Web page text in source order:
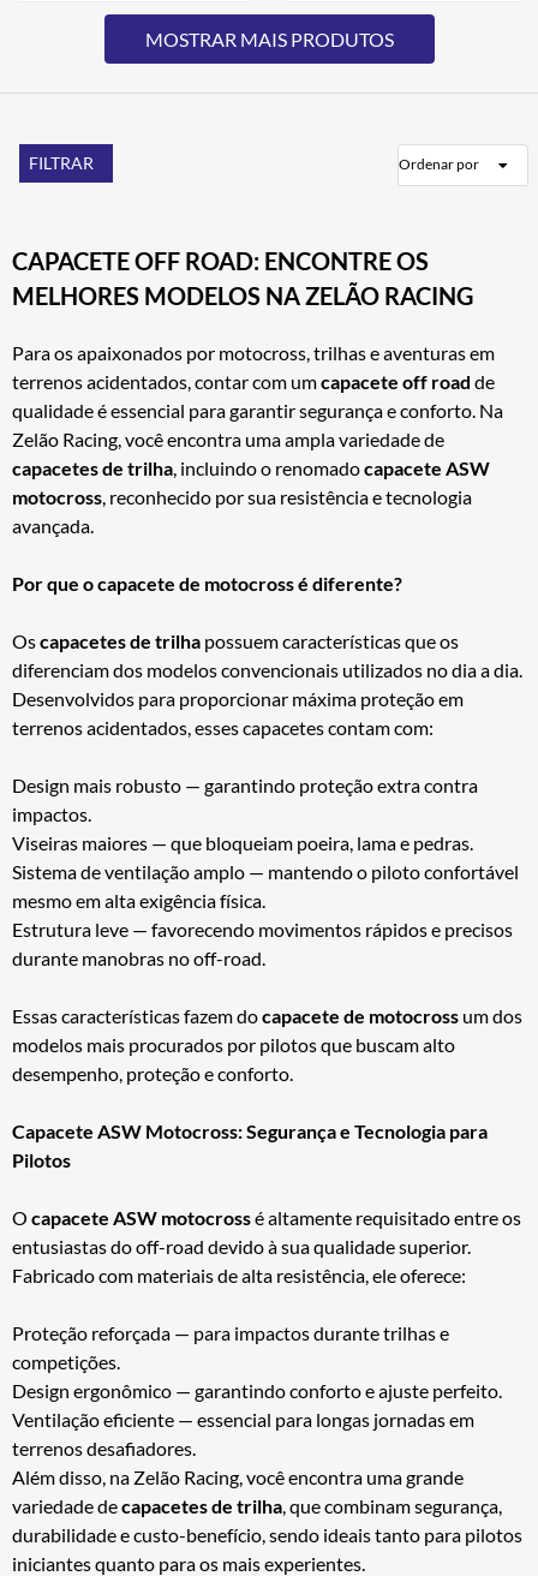
FILTRAR Ordenar por
CAPACETE OFF ROAD: ENCONTRE OS
MELHORES MODELOS NA ZELÃO RACING
Para os apaixonados por motocross, trilhas e aventuras em
terrenos acidentados, contar com umcapacete off road de
qualidade é essencial para garantir segurança e conforto. Na
Zelão Racing, você encontra uma ampla variedade de
capacetes de trilha, incluindo o renomadocapacete ASW
motocross, reconhecido por sua resistência e tecnologia
avançada.
Por que o capacete de motocross é diferente?
Oscapacetes de trilha possuem características que os
diferenciam dos modelos convencionais utilizados no dia a dia.
Desenvolvidos para proporcionar máxima proteção em
terrenos acidentados, esses capacetes contam com:
Design mais robusto — garantindo proteção extra contra
impactos.
Viseiras maiores — que bloqueiam poeira, lama e pedras.
Sistema de ventilação amplo — mantendo o piloto confortável
mesmo em alta exigência física.
Estrutura leve — favorecendo movimentos rápidos e precisos
durante manobras no off-road.
Essas características fazem docapacete de motocross um dos
modelos mais procurados por pilotos que buscam alto
desempenho, proteção e conforto.
Capacete ASW Motocross: Segurança e Tecnologia para
Pilotos
O capacete ASW motocrossé altamente requisitado entre os
entusiastas do off-road devido à sua qualidade superior.
Fabricado com materiais de alta resistência, ele oferece:
Proteção reforçada — para impactos durante trilhas e
competições.
Design ergonômico — garantindo conforto e ajuste perfeito.
Ventilação eficiente — essencial para longas jornadas em
terrenos desafiadores.
Além disso, na Zelão Racing, você encontra uma grande
variedade decapacetes de trilha, que combinam segurança,
durabilidade e custo-benefício, sendo ideais tanto para pilotos
iniciantes quanto para os mais experientes.